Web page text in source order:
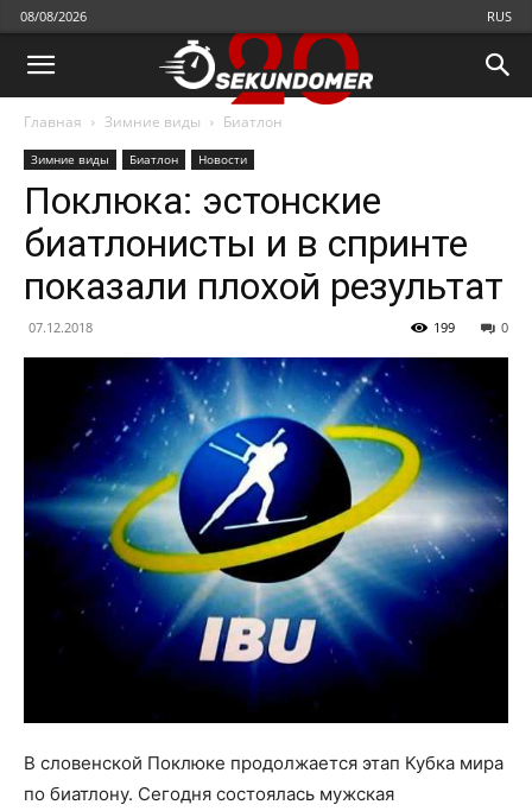
08/08/2026 RUS
Главная Зимние виды Биатлон
Зимние виды Биатлон Новости
Поклюка: эстонские
биатлонисты и в спринте
показали плохой результат
07.12.2018 0
199
В словенской Поклюке продолжается этап Кубка мира
по биатлону. Сегодня состоялась мужская